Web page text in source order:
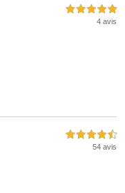
5,0 étoiles sur 5
4 avis
4,5 étoiles sur 5
54 avis